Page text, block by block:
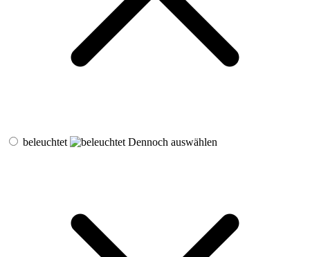
beleuchtet Dennoch auswählen